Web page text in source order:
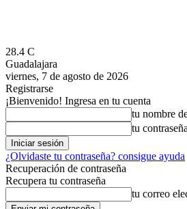
28.4 C
Guadalajara
viernes, 7 de agosto de 2026
Registrarse
¡Bienvenido! Ingresa en tu cuenta
tu nombre
tu contraseña
¿Olvidaste tu contraseña? consigue ayuda
Recuperación de contraseña
Recupera tu contraseña
tu correo